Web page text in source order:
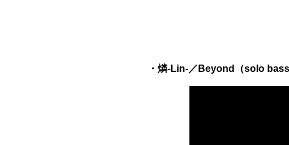
・燐-Lin-／Beyond（solo